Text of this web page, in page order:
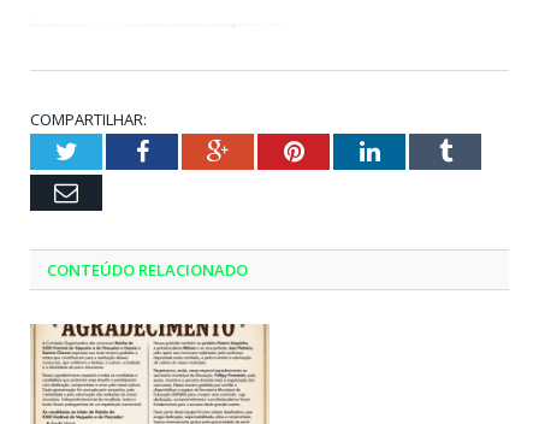
COMPARTILHAR:
TwitterFacebookGoogle+PinterestLinkedInTumblr
Email
CONTEÚDO RELACIONADO